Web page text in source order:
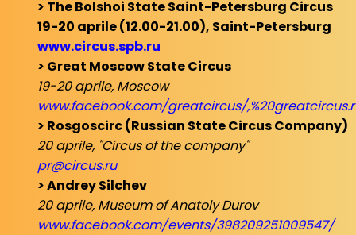
> The Bolshoi State Saint-Petersburg Circus
19-20 aprile (12.00-21.00), Saint-Petersburg
www.circus.spb.ru
> Great Moscow State Circus
19-20 aprile, Moscow
www.facebook.com/greatcircus/
> Rosgoscirc (Russian State Circus Company)
20 aprile, "Circus of the company"
pr@circus.ru
> Andrey Silchev
20 aprile, Museum of Anatoly Durov
www.facebook.com/events/398209251009547/